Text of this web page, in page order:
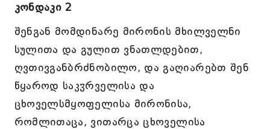
კონდაკი 2
შენგან მომდინარე მირონის მხილველნი
სულითა და გულით ვნათლდებით,
ღვთივგანბრძნობილო, და გაღიარებთ შენ
წყაროდ საკჳრველისა და
ცხოველსმყოფელისა მირონისა,
რომლითაცა, ვითარცა ცხოველისა